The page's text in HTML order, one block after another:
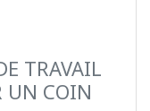
TRAVAIL
UN COIN